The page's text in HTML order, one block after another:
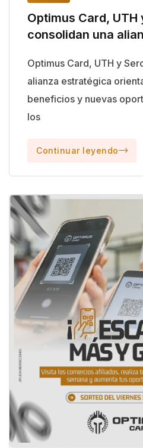
Optimus Card,
consolidan una
Optimus Card, UTH y
alianza estratégica
beneficios y nuevas
los
Continuar leyendo